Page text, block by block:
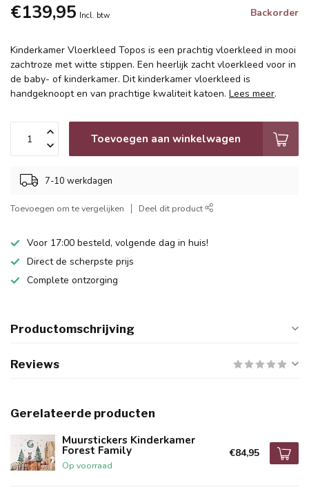
€139,95 Incl. btw Backorder
Kinderkamer Vloerkleed Topos is een prachtig vloerkleed in mooi
zachtroze met witte stippen. Een heerlijk zacht vloerkleed voor in
de baby- of kinderkamer. Dit kinderkamer vloerkleed is
handgeknoopt en van prachtige kwaliteit katoen. Lees meer.
Toevoegen aan winkelwagen
7-10 werkdagen
Toevoegen om te vergelijken Deel dit product
Voor 17:00 besteld, volgende dag in huis!
Direct de scherpste prijs
Complete ontzorging
Productomschrijving
Reviews
Gerelateerde producten
Muurstickers Kinderkamer
Forest Family
Op voorraad
€84,95